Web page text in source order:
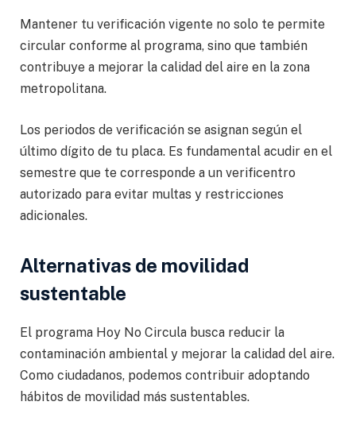
Mantener tu verificación vigente no solo te permite
circular conforme al programa, sino que también
contribuye a mejorar la calidad del aire en la zona
metropolitana.
Los periodos de verificación se asignan según el
último dígito de tu placa. Es fundamental acudir en el
semestre que te corresponde a un verificentro
autorizado para evitar multas y restricciones
adicionales.
Alternativas de movilidad
sustentable
El programa Hoy No Circula busca reducir la
contaminación ambiental y mejorar la calidad del aire.
Como ciudadanos, podemos contribuir adoptando
hábitos de movilidad más sustentables.